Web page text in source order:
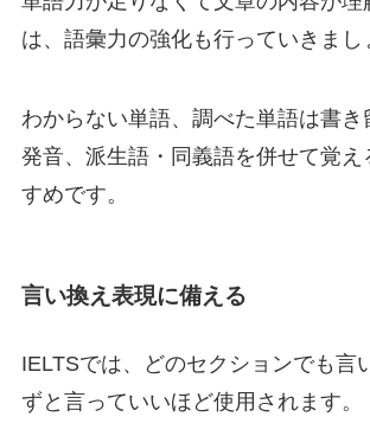
は、語彙力の強化も行っていきまし
わからない単語、調べた単語は書き
発音、派生語・同義語を併せて覚え
すめです。
言い換え表現に備える
IELTSでは、どのセクションでも言
ずと言っていいほど使用されます。